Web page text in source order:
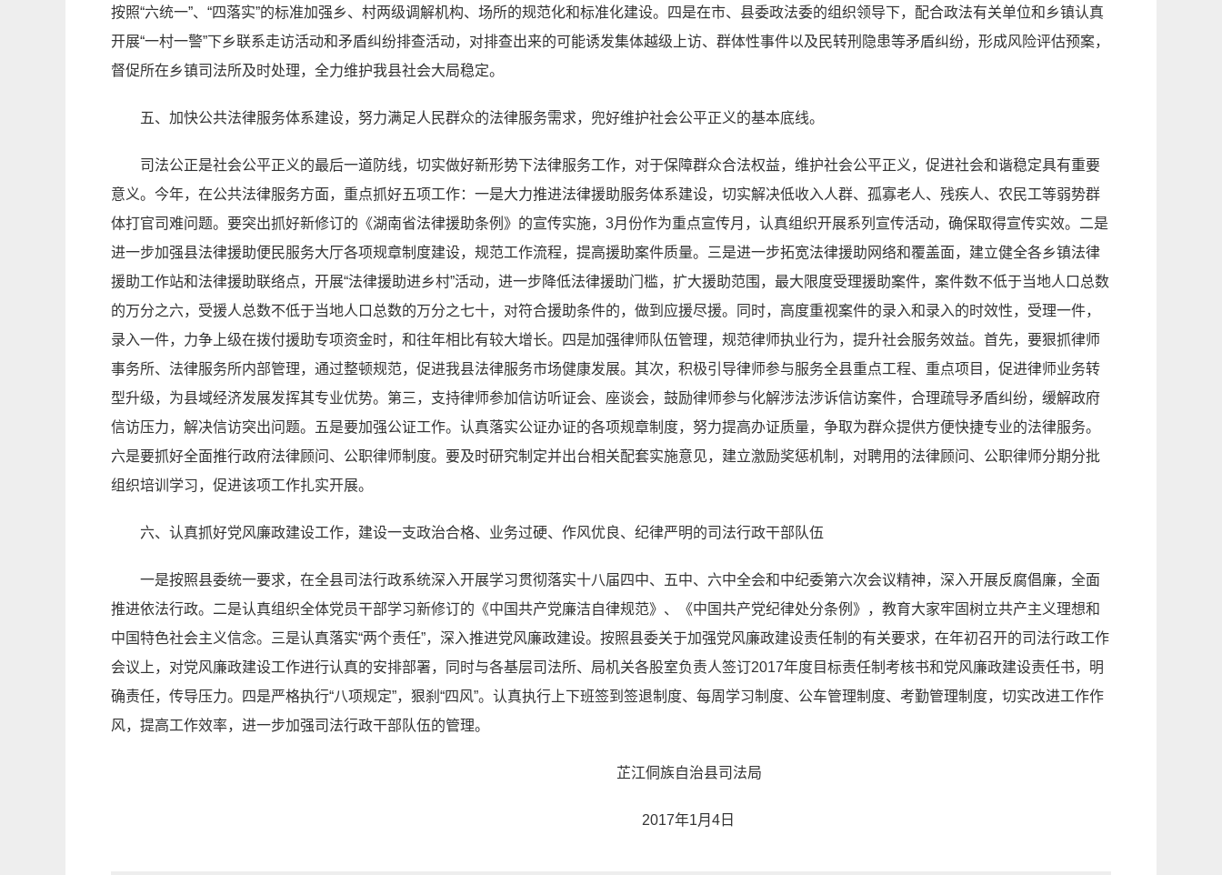
按照“六统一”、“四落实”的标准加强乡、村两级调解机构、场所的规范化和标准化建设。四是在市、县委政法委的组织领导下，配合政法有关单位和乡镇认真
开展“一村一警”下乡联系走访活动和矛盾纠纷排查活动，对排查出来的可能诱发集体越级上访、群体性事件以及民转刑隐患等矛盾纠纷，形成风险评估预案，
督促所在乡镇司法所及时处理，全力维护我县社会大局稳定。
五、加快公共法律服务体系建设，努力满足人民群众的法律服务需求，兜好维护社会公平正义的基本底线。
司法公正是社会公平正义的最后一道防线，切实做好新形势下法律服务工作，对于保障群众合法权益，维护社会公平正义，促进社会和谐稳定具有重要
意义。今年，在公共法律服务方面，重点抓好五项工作：一是大力推进法律援助服务体系建设，切实解决低收入人群、孤寡老人、残疾人、农民工等弱势群
体打官司难问题。要突出抓好新修订的《湖南省法律援助条例》的宣传实施，3月份作为重点宣传月，认真组织开展系列宣传活动，确保取得宣传实效。二是
进一步加强县法律援助便民服务大厅各项规章制度建设，规范工作流程，提高援助案件质量。三是进一步拓宽法律援助网络和覆盖面，建立健全各乡镇法律
援助工作站和法律援助联络点，开展“法律援助进乡村”活动，进一步降低法律援助门槛，扩大援助范围，最大限度受理援助案件，案件数不低于当地人口总数
的万分之六，受援人总数不低于当地人口总数的万分之七十，对符合援助条件的，做到应援尽援。同时，高度重视案件的录入和录入的时效性，受理一件，
录入一件，力争上级在拨付援助专项资金时，和往年相比有较大增长。四是加强律师队伍管理，规范律师执业行为，提升社会服务效益。首先，要狠抓律师
事务所、法律服务所内部管理，通过整顿规范，促进我县法律服务市场健康发展。其次，积极引导律师参与服务全县重点工程、重点项目，促进律师业务转
型升级，为县域经济发展发挥其专业优势。第三，支持律师参加信访听证会、座谈会，鼓励律师参与化解涉法涉诉信访案件，合理疏导矛盾纠纷，缓解政府
信访压力，解决信访突出问题。五是要加强公证工作。认真落实公证办证的各项规章制度，努力提高办证质量，争取为群众提供方便快捷专业的法律服务。
六是要抓好全面推行政府法律顾问、公职律师制度。要及时研究制定并出台相关配套实施意见，建立激励奖惩机制，对聘用的法律顾问、公职律师分期分批
组织培训学习，促进该项工作扎实开展。
六、认真抓好党风廉政建设工作，建设一支政治合格、业务过硬、作风优良、纪律严明的司法行政干部队伍
一是按照县委统一要求，在全县司法行政系统深入开展学习贯彻落实十八届四中、五中、六中全会和中纪委第六次会议精神，深入开展反腐倡廉，全面
推进依法行政。二是认真组织全体党员干部学习新修订的《中国共产党廉洁自律规范》、《中国共产党纪律处分条例》，教育大家牢固树立共产主义理想和
中国特色社会主义信念。三是认真落实“两个责任”，深入推进党风廉政建设。按照县委关于加强党风廉政建设责任制的有关要求，在年初召开的司法行政工作
会议上，对党风廉政建设工作进行认真的安排部署，同时与各基层司法所、局机关各股室负责人签订2017年度目标责任制考核书和党风廉政建设责任书，明
确责任，传导压力。四是严格执行“八项规定”，狠刹“四风”。认真执行上下班签到签退制度、每周学习制度、公车管理制度、考勤管理制度，切实改进工作作
风，提高工作效率，进一步加强司法行政干部队伍的管理。
芷江侗族自治县司法局
2017年1月4日